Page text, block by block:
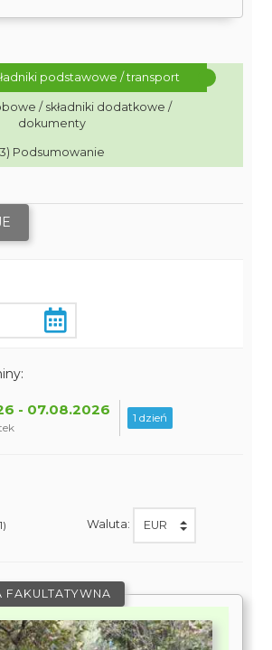
podstawowe / transport
/ składniki dodatkowe /
dokumenty
3) Podsumowanie
- 07.08.2026 1 dzień
Waluta:
FAKULTATYWNA